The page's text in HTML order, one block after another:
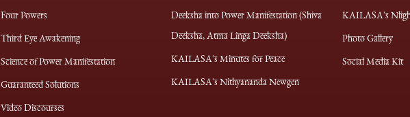
Four Powers
Third Eye Awakening
Science of Power Manifestation
Guaranteed Solutions
Video Discourses
Deeksha into Power Manifestation (Shiva
Deeksha, Atma Linga Deeksha)
KAILASA's Minutes for Peace
KAILASA's Nithyananda Newgen
KAILASA's
Photo Gallery
Social Media Kit